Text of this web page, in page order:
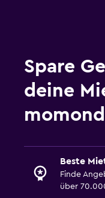
Spare
deine
Beste
Finde
über